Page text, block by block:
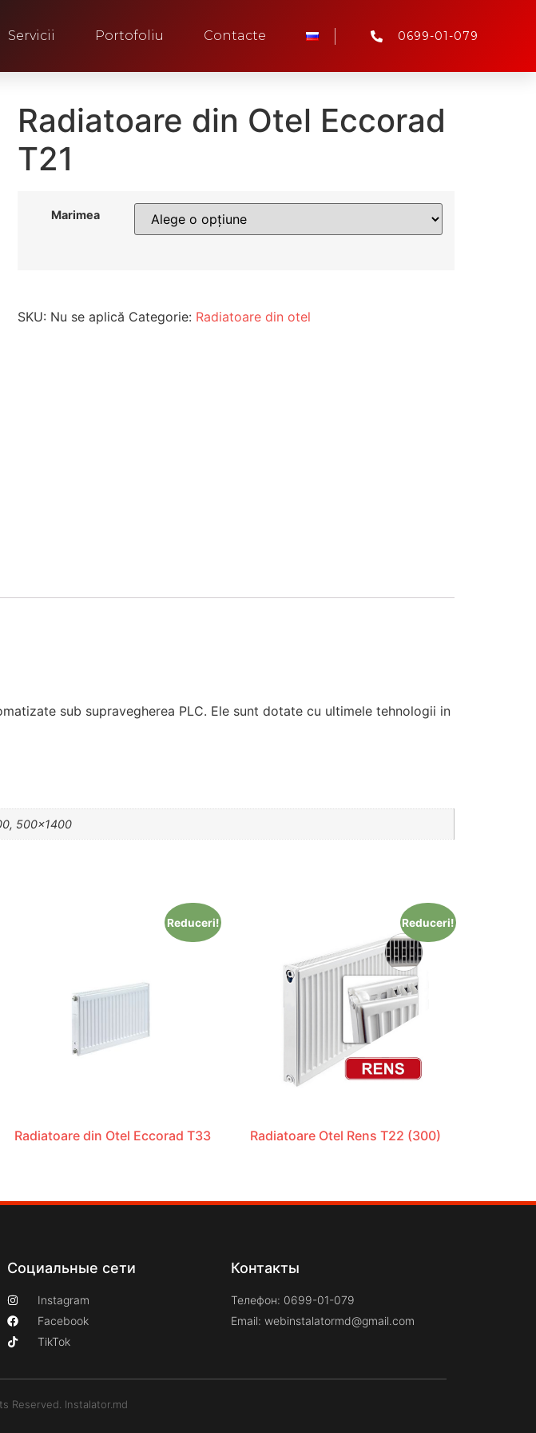
Servicii Portofoliu Contacte 0699-01-079
Radiatoare din Otel Eccorad
T21
Marimea
SKU: Nu se aplică Categorie: Radiatoare din otel
sub supravegherea PLC. Ele sunt dotate cu ultimele tehnologii in
500×1400
Reduceri!
Radiatoare din Otel Eccorad T33
Reduceri!
Radiatoare Otel Rens T22 (300)
Социальные сети
Instagram
Facebook
TikTok
Контакты
Телефон: 0699-01-079
Email: webinstalatormd@gmail.com
Reserved. Instalator.md